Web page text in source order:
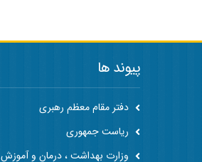
پیوند ها
دفتر مقام معظم رهبری
ریاست جمهوری
وزارت بهداشت ، درمان و آموزش